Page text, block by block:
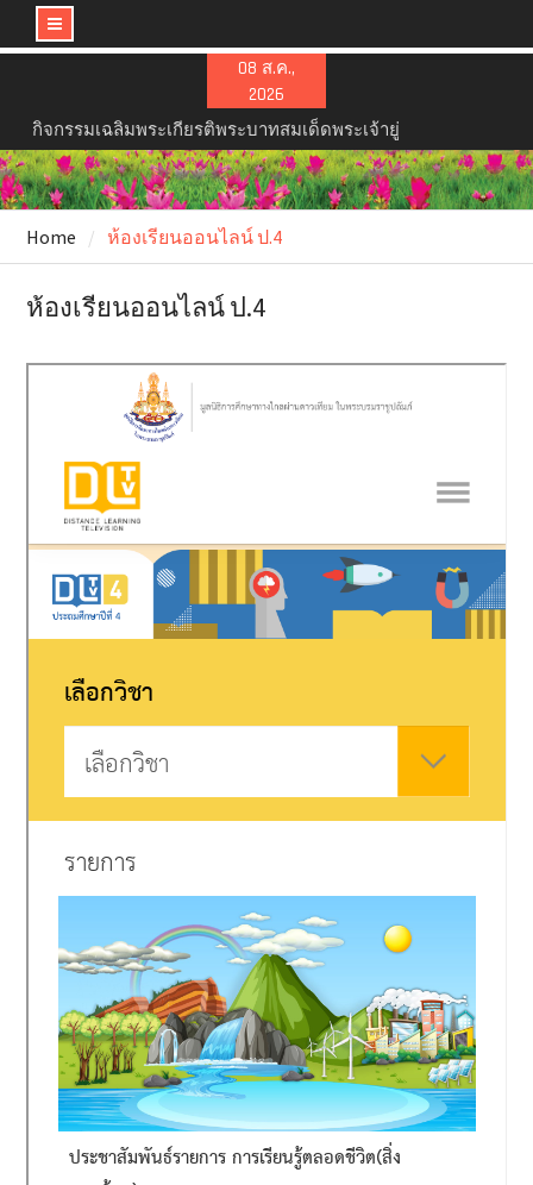
content
08 ส.ค.,
2026
กิจกรรมเฉลิมพระเกียรติพระบาทสมเด็ดพระเจ้ายู่
หัวเนื่องในวันเฉลิมพระชนมพรรษษา
ขอแสดงความยินดี ภัทรวดี สมเสร็จ
สรุปผลการแข่งขันทักษะวิชาการและงานมหกรรม
การจัดการศึกษาท้องถิ่น ระดับภาคตะวันออกเฉียง
เหนือ ประจำปีงบประมาณ พ.ศ. ๒๕๖๙ วันที่ ๒๒ –
นครราชสีมา จังหวัดนครราชสีมา
Home ห้องเรียนออนไลน์ ป.4
ห้องเรียนออนไลน์ ป.4